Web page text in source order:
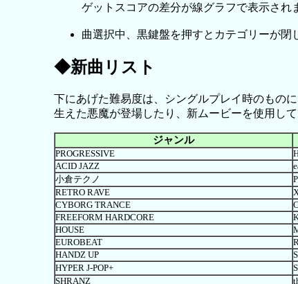
ゲットスコアの差分が線グラフで表示され
曲選択中、黒鍵盤を押すとカテゴリーが閉
◆新曲リスト
下にあげた難易度は、シングルプレイ時のもの
生えた悪魔が登場したり、新ムービーを使用して
ジャンル
PROGRESSIVE
ACID JAZZ
小倉テクノ
RETRO RAVE
CYBORG TRANCE
FREEFORM HARDCORE
HOUSE
EUROBEAT
HANDZ UP
HYPER J-POP+
SHRANZ